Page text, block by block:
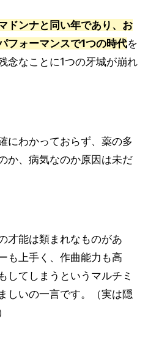
ドンナと同い年であり、お
フォーマンスで1つの時代を
念なことに1つの牙城が崩れ
にわかっておらず、薬の多
か、病気なのか原因は未だ
才能は類まれなものがあ
も上手く、作曲能力も高
してしまうというマルチミ
しいの一言です。（実は隠